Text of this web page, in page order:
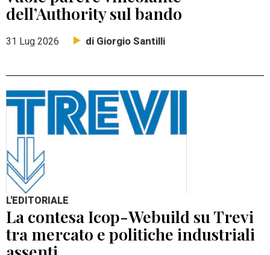
dell’Authority sul bando
31 Lug 2026 di Giorgio Santilli
L'EDITORIALE
La contesa Icop-Webuild su Trevi
tra mercato e politiche industriali